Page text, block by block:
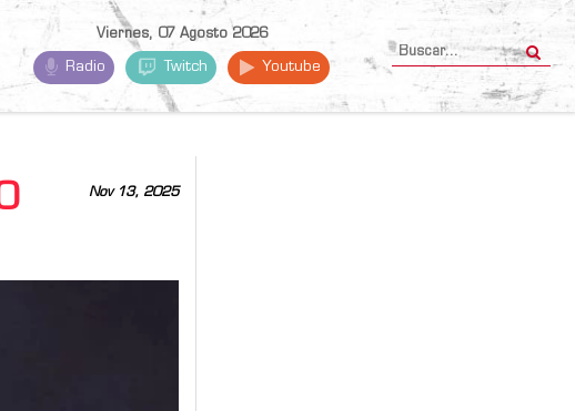
Viernes, 07 Agosto 2026
Radio Twitch Youtube
Nov 13, 2025